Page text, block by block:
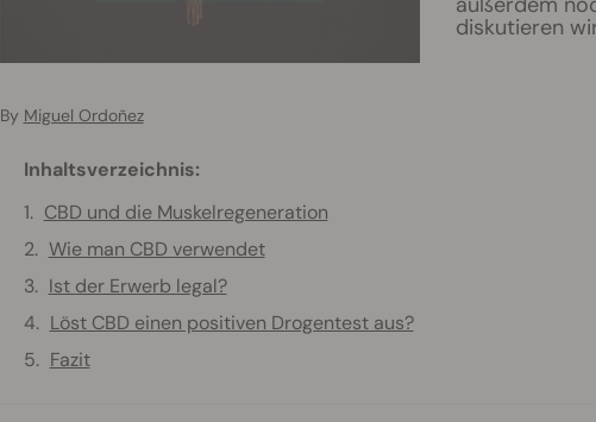
diskutieren
By Miguel Ordoñez
Inhaltsverzeichnis:
CBD und die Muskelregeneration
Wie man CBD verwendet
Ist der Erwerb legal?
Löst CBD einen positiven Drogentest aus?
Fazit